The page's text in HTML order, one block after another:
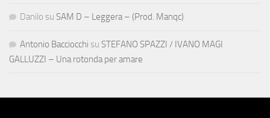
Danilo su SAM D – Leggera – (Prod. Manqc)
Antonio Bacciocchi su STEFANO SPAZZI / IVANO MAGI
GALLUZZI – Una rotonda per amare